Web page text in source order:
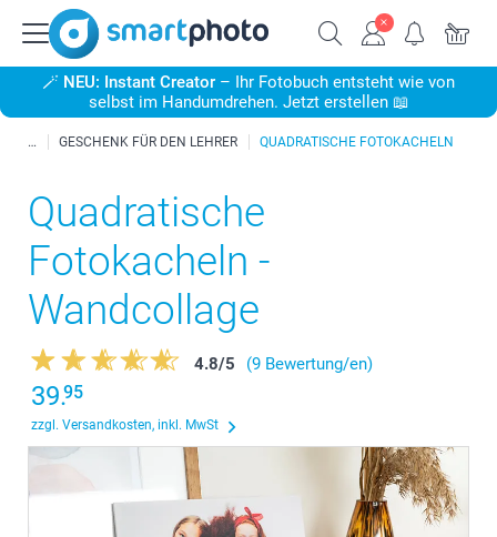
🪄 NEU: Instant Creator – Ihr Fotobuch entsteht wie von
selbst im Handumdrehen. Jetzt erstellen 📖
GESCHENK FÜR DEN LEHRER QUADRATISCHE FOTOKACHELN
Quadratische
Fotokacheln -
Wandcollage
4.8/5 (9 Bewertung/en)
39.95
zzgl. Versandkosten, inkl. MwSt